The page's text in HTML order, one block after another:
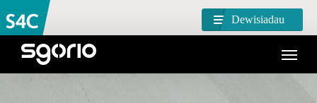
Dewisiadau